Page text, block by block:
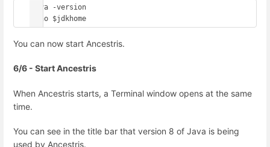
java -version
echo $jdkhome
You can now start Ancestris.
6/6 - Start Ancestris
When Ancestris starts, a Terminal window opens at the same
time.
You can see in the title bar that version 8 of Java is being
used by Ancestris.